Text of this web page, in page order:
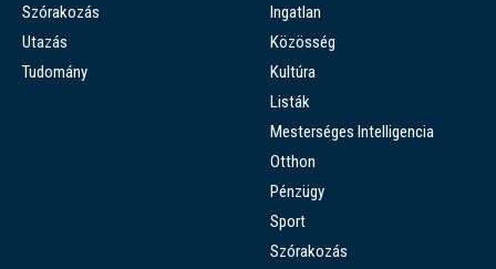
Szórakozás
Utazás
Tudomány
Ingatlan
Közösség
Kultúra
Listák
Mesterséges Intelligencia
Otthon
Pénzügy
Sport
Szórakozás